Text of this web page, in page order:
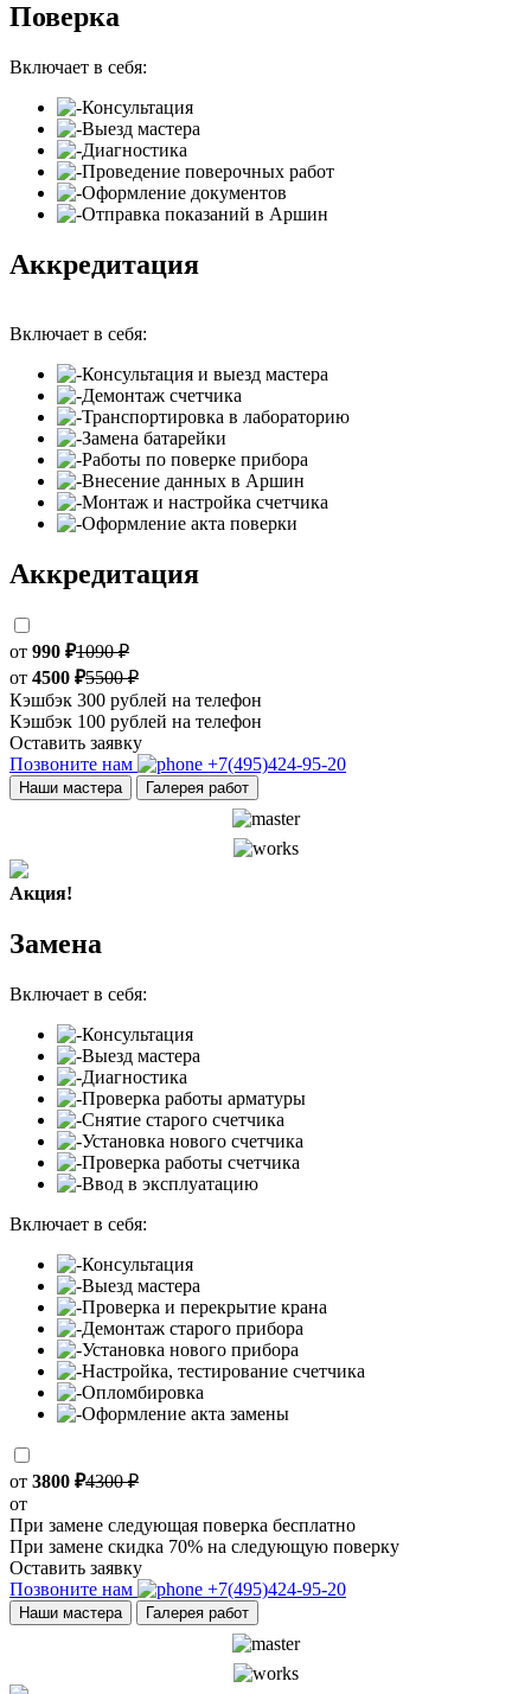
Поверка
Включает в себя:
Консультация
Выезд мастера
Диагностика
Проведение поверочных работ
Оформление документов
Отправка показаний в Аршин
Аккредитация
Включает в себя:
Консультация и выезд мастера
Демонтаж счетчика
Транспортировка в лабораторию
Замена батарейки
Работы по поверке прибора
Внесение данных в Аршин
Монтаж и настройка счетчика
Оформление акта поверки
Аккредитация
от 990 ₽1090 ₽
от 4500 ₽5500 ₽
Кэшбэк 300 рублей на телефон
Кэшбэк 100 рублей на телефон
Оставить заявку
Позвоните нам
+7(495)424-95-20
Наши мастера Галерея работ
Акция!
Замена
Включает в себя:
Консультация
Выезд мастера
Диагностика
Проверка работы арматуры
Снятие старого счетчика
Установка нового счетчика
Проверка работы счетчика
Ввод в эксплуатацию
Включает в себя:
Консультация
Выезд мастера
Проверка и перекрытие крана
Демонтаж старого прибора
Установка нового прибора
Настройка, тестирование счетчика
Опломбировка
Оформление акта замены
от 3800 ₽4300 ₽
от
При замене следующая поверка бесплатно
При замене скидка 70% на следующую поверку
Оставить заявку
Позвоните нам
+7(495)424-95-20
Наши мастера Галерея работ